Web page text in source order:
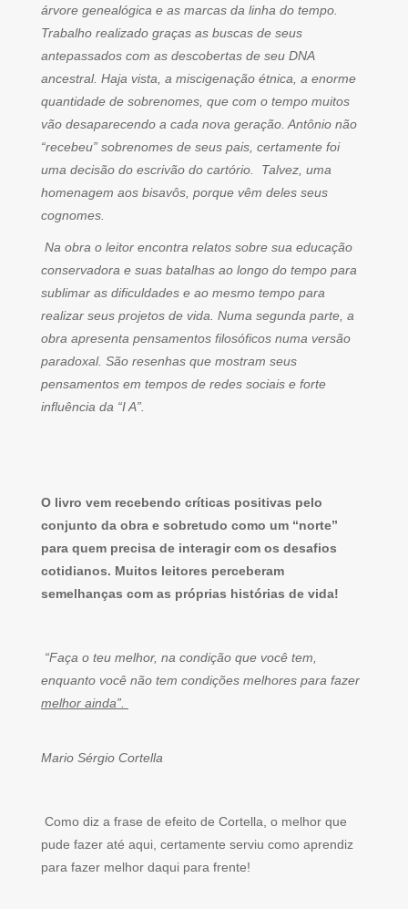
árvore genealógica e as marcas da linha do tempo.
Trabalho realizado graças as buscas de seus
antepassados com as descobertas de seu DNA
ancestral. Haja vista, a miscigenação étnica, a enorme
quantidade de sobrenomes, que com o tempo muitos
vão desaparecendo a cada nova geração. Antônio não
“recebeu” sobrenomes de seus pais, certamente foi
uma decisão do escrivão do cartório. Talvez, uma
homenagem aos bisavôs, porque vêm deles seus
cognomes.
Na obra o leitor encontra relatos sobre sua educação
conservadora e suas batalhas ao longo do tempo para
sublimar as dificuldades e ao mesmo tempo para
realizar seus projetos de vida. Numa segunda parte, a
obra apresenta pensamentos filosóficos numa versão
paradoxal. São resenhas que mostram seus
pensamentos em tempos de redes sociais e forte
influência da “I A”.
O livro vem recebendo críticas positivas pelo
conjunto da obra e sobretudo como um “norte”
para quem precisa de interagir com os desafios
cotidianos. Muitos leitores perceberam
semelhanças com as próprias histórias de vida!
“Faça o teu melhor, na condição que você tem,
enquanto você não tem condições melhores para fazer
melhor ainda”.
Mario Sérgio Cortella
Como diz a frase de efeito de Cortella, o melhor que
pude fazer até aqui, certamente serviu como aprendiz
para fazer melhor daqui para frente!